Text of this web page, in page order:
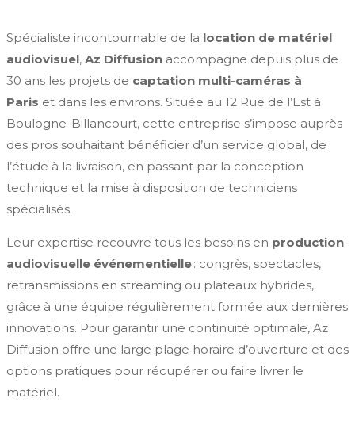
Spécialiste incontournable de la location de matériel
audiovisuel, Az Diffusion accompagne depuis plus de
30 ans les projets de captation multi-caméras à
Paris et dans les environs. Située au 12 Rue de l’Est à
Boulogne-Billancourt, cette entreprise s’impose auprès
des pros souhaitant bénéficier d’un service global, de
l’étude à la livraison, en passant par la conception
technique et la mise à disposition de techniciens
spécialisés.
Leur expertise recouvre tous les besoins en production
audiovisuelle événementielle: congrès, spectacles,
retransmissions en streaming ou plateaux hybrides,
grâce à une équipe régulièrement formée aux dernières
innovations. Pour garantir une continuité optimale, Az
Diffusion offre une large plage horaire d’ouverture et des
options pratiques pour récupérer ou faire livrer le
matériel.